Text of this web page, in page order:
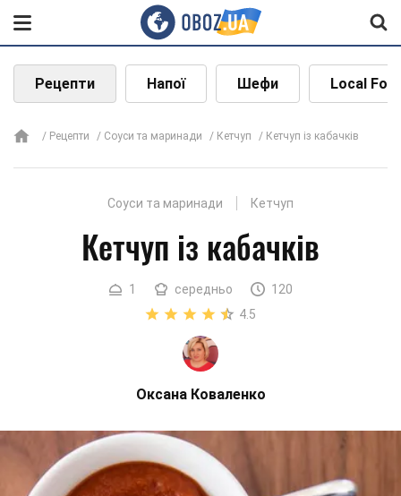
Рецепти Напої Шефи Local
Рецепти Соуси та маринади Кетчуп Кетчуп із кабачків
Соуси та маринади Кетчуп
Кетчуп із кабачків
1 середньо
120
4.5
Оксана Коваленко